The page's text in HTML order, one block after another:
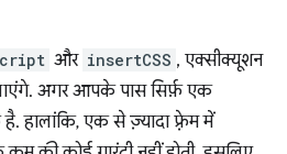
और insertCSS , एक्सीक्यूशन
अगर आपके पास सिर्फ़ एक
हालांकि, एक से ज़्यादा फ़्रेम में